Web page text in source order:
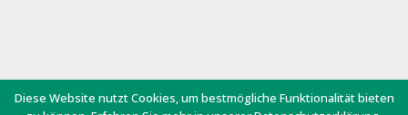
Diese Website nutzt Cookies, um bestmögliche Funktionalität bieten